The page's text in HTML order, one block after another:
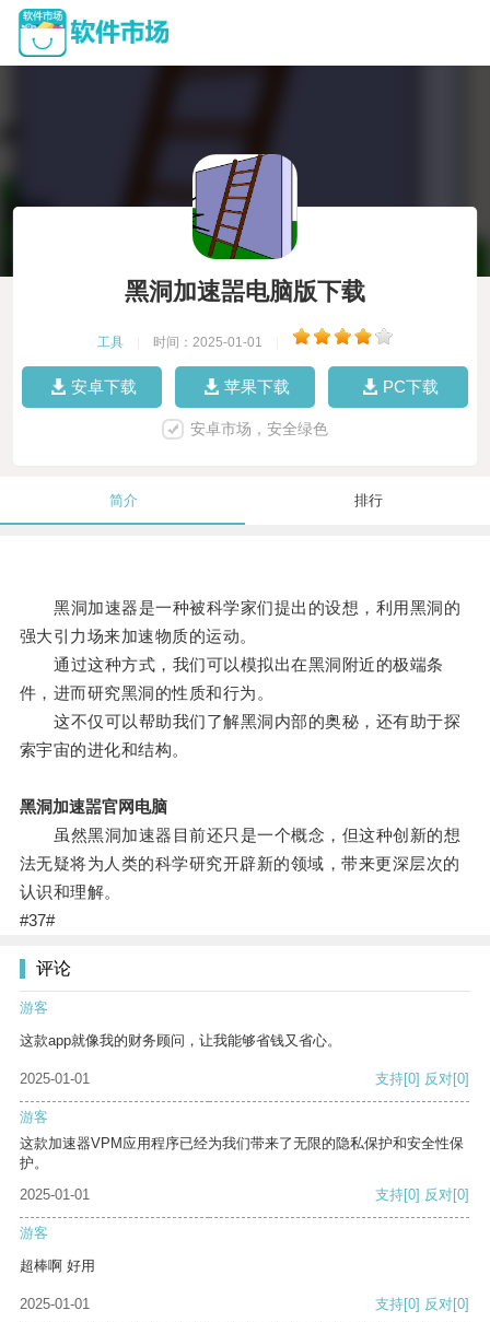
黑洞加速噐电脑版下载
工具 时间：2025-01-01
安卓下载 苹果下载 PC下载
安卓市场，安全绿色
简介 排行
黑洞加速器是一种被科学家们提出的设想，利用黑洞的
强大引力场来加速物质的运动。
通过这种方式，我们可以模拟出在黑洞附近的极端条
件，进而研究黑洞的性质和行为。
这不仅可以帮助我们了解黑洞内部的奥秘，还有助于探
索宇宙的进化和结构。
黑洞加速噐官网电脑
虽然黑洞加速器目前还只是一个概念，但这种创新的想
法无疑将为人类的科学研究开辟新的领域，带来更深层次的
认识和理解。
#37#
评论
游客
这款app就像我的财务顾问，让我能够省钱又省心。
2025-01-01 支持[0] 反对[0]
游客
这款加速器VPM应用程序已经为我们带来了无限的隐私保护和安全性保
护。
2025-01-01
支持[0] 反对[0]
游客
超棒啊 好用
2025-01-01 支持[0] 反对[0]